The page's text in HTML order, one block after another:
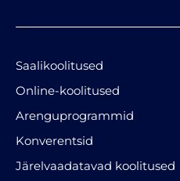
Saalikoolitused
Online-koolitused
Arenguprogrammid
Konverentsid
Järelvaadatavad koolitused